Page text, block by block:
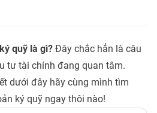
quỹ là gì? Đây chắc hẳn là câu
tư tài chính đang quan tâm.
dưới đây hãy cùng mình tìm
ký quỹ ngay thôi nào!